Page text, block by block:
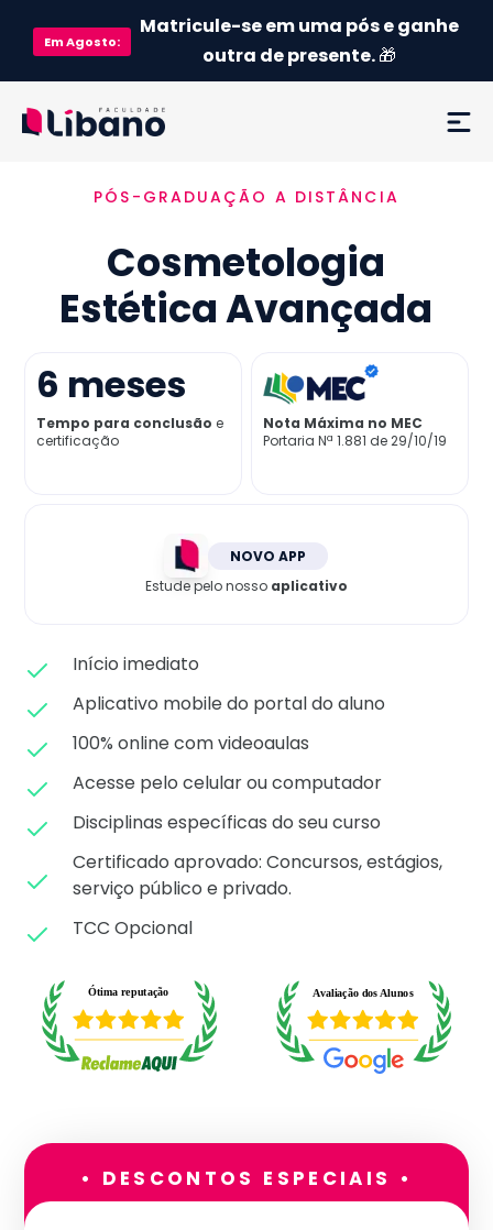
EmAgosto:
Matricule-se em uma pós e ganhe
outra de presente.🎁
Ementa
Como funciona
Credenciamento MEC
Preço
Já sou aluno
PÓS-GRADUAÇÃO A DISTÂNCIA
Cosmetologia
Estética Avançada
6 meses
Tempo para conclusão e
certificação
Nota Máxima no MEC
Portaria Nª 1.881 de 29/10/19
NOVO APP
Estude pelo nosso aplicativo
Início imediato
Aplicativo mobile do portal do aluno
100% online com videoaulas
Acesse pelo celular ou computador
Disciplinas específicas do seu curso
Certificado aprovado: Concursos, estágios,
serviço público e privado.
TCC Opcional
• DESCONTOS ESPECIAIS •